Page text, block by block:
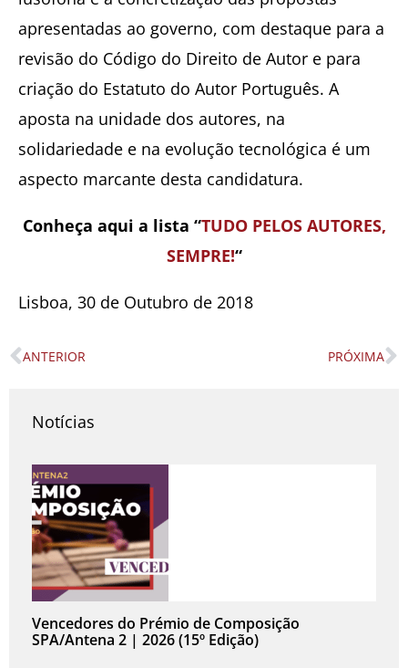
apresentadas ao governo, com destaque para a
revisão do Código do Direito de Autor e para
criação do Estatuto do Autor Português. A
aposta na unidade dos autores, na
solidariedade e na evolução tecnológica é um
aspecto marcante desta candidatura.
Conheça aqui a lista “TUDO PELOS AUTORES,
SEMPRE!“
Lisboa, 30 de Outubro de 2018
Prev
ANTERIOR PRÓXIMA
Notícias
Vencedores do Prémio de Composição
SPA/Antena 2 | 2026 (15º Edição)